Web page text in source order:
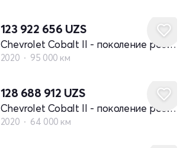
123 922 656 UZS
Chevrolet Cobalt II - поколение рестайлинг
2020 95 000 км
128 688 912 UZS
Chevrolet Cobalt II - поколение рестайлинг
2020 64 000 км